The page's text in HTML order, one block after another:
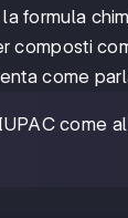
formula
composti
come
come